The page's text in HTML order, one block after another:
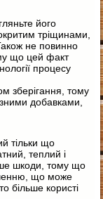
його
тріщинами,
не повинно
що цей факт
процесу
зберігання, тому
добавками,
тільки що
теплий і
шкоди, тому що
що може
більше користі